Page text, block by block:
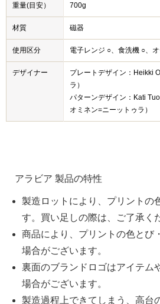
重量(目安） 700g
材質 磁器
使用区分 電子レンジ ○、食洗機 ○、
デザイナー
プレートデザイン：Heikki
ラ）
パターンデザイン：Kati
オミネン=ニーットゥラ）
アラビア 製品の特性
製造ロットにより、プリントの
す。買い足しの際は、ご了承く
商品により、プリントの色とび
場合がございます。
裏面のブランドロゴはアイテム
場合がございます。
製造過程上できてしまう、高台